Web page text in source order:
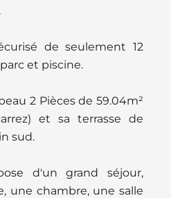
de seulement 12
et piscine.
2 Pièces de 59.04m²
et sa terrasse de
sud.
d'un grand séjour,
une chambre, une salle